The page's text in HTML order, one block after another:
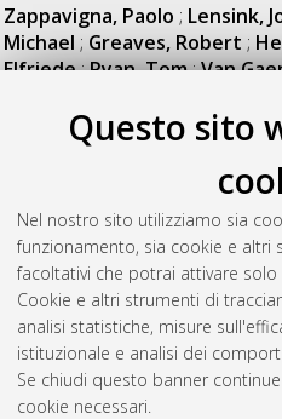
Questo sito
Nel nostro sito utilizziamo sia
funzionamento, sia cookie e altri
facoltativi che potrai attivare
Cookie e altri strumenti di
analisi statistiche, misure
istituzionale e analisi dei
Se chiudi questo banner
cookie necessari.
Zappavigna, Paolo ; Lensink,
Michael ; Greaves, Robert ;
Elfriede;Ryan, Tom;Van
Design of Dairy Cow and
the CIGR Section II Working
du Génie Rural CIGR, p. 60. DOI
10.6092/unibo/amsacta/4272.
Benni, Stefano;Casadei,
edilizia rurale e ingegneria:
Bologna: Università di Bologna,
10.6092/unibo/amsacta/7754.
Questa lista e' stata